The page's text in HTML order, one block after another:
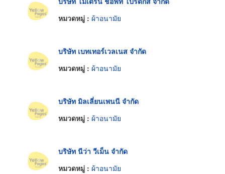
หมวดหมู่ : ผ้าอนามัย
บริษัท เบทเทอร์เวลเนส จำกัด
หมวดหมู่ : ผ้าอนามัย
บริษัท มิลเลี่ยนเพนนี จำกัด
หมวดหมู่ : ผ้าอนามัย
บริษัท นีว่า วีเม็น จำกัด
หมวดหมู่ : ผ้าอนามัย